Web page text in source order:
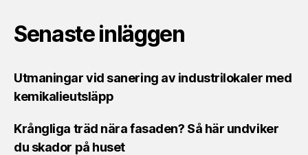
Senaste inläggen
Utmaningar vid sanering av industrilokaler med
kemikalieutsläpp
Krångliga träd nära fasaden? Så här undviker
du skador på huset